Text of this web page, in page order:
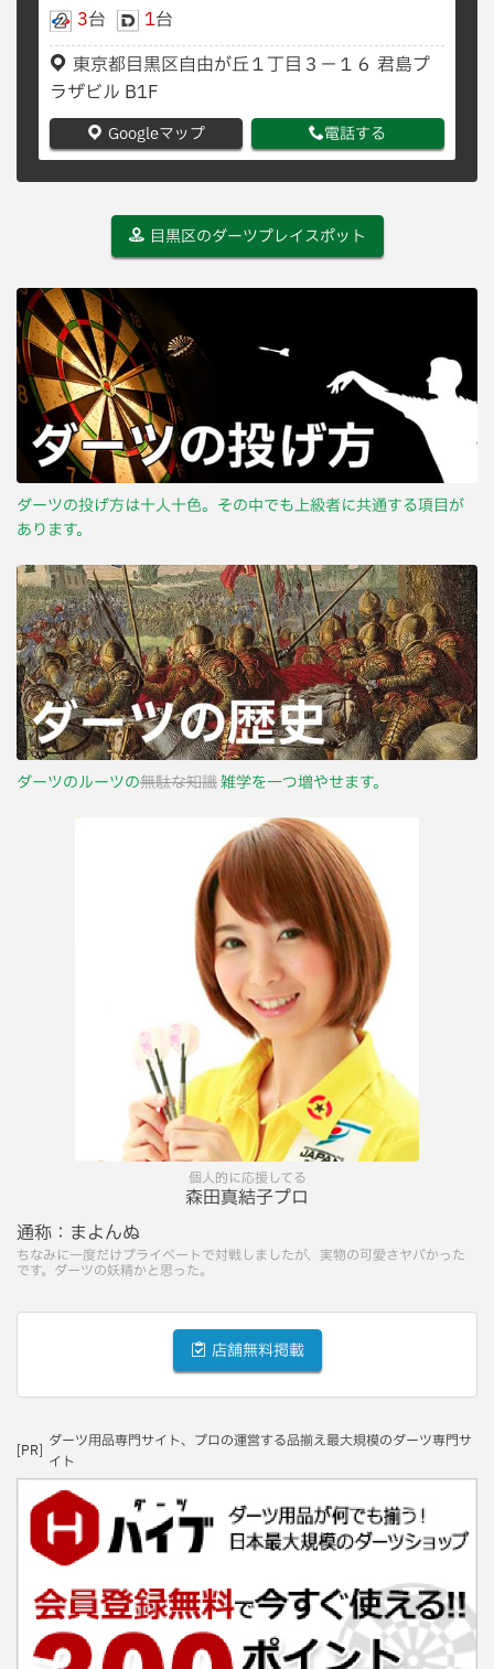
3台 1台
東京都目黒区自由が丘１丁目３−１６ 君島プ
ラザビル B1F
Googleマップ 電話する
目黒区のダーツプレイスポット
ダーツの投げ方は十人十色。その中でも上級者に共通する項目が
あります。
ダーツのルーツの無駄な知識雑学を一つ増やせます。
個人的に応援してる
森田真結子プロ
通称： まよんぬ
ちなみに一度だけプライベートで対戦しましたが、実物の可愛さヤバかった
です。ダーツの妖精かと思った。
店舗無料掲載
[PR]
ダーツ用品専門サイト、プロの運営する品揃え最大規模のダーツ専門サ
イト